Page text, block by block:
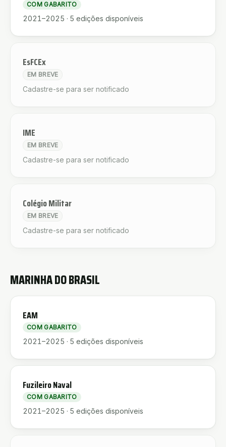
COM GABARITO
2021–2025 · 5 edições disponíveis
EsFCEx
EM BREVE
Cadastre-se para ser notificado
IME
EM BREVE
Cadastre-se para ser notificado
Colégio Militar
EM BREVE
Cadastre-se para ser notificado
MARINHA DO BRASIL
EAM
COM GABARITO
2021–2025 · 5 edições disponíveis
Fuzileiro Naval
COM GABARITO
2021–2025 · 5 edições disponíveis